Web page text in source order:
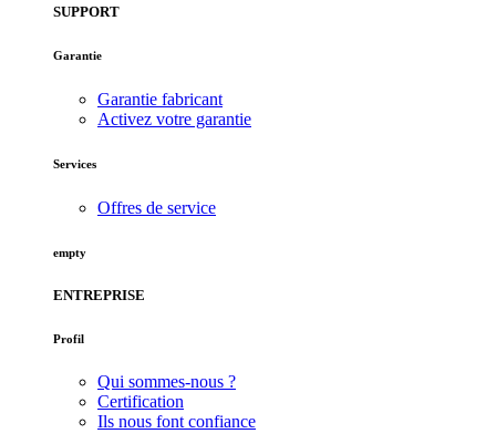
SUPPORT
Garantie
Garantie fabricant
Activez votre garantie
Services
Offres de service
empty
ENTREPRISE
Profil
Qui sommes-nous ?
Certification
Ils nous font confiance